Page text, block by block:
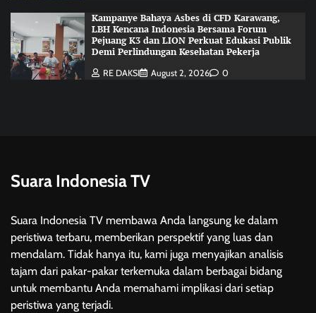
Kampanye Bahaya Asbes di CFD Karawang,
LBH Kencana Indonesia Bersama Forum
Pejuang K3 dan LION Perkuat Edukasi Publik
Demi Perlindungan Kesehatan Pekerja
RE DAKSI August 2, 2026 0
Suara Indonesia TV
Suara Indonesia TV membawa Anda langsung ke dalam
peristiwa terbaru, memberikan perspektif yang luas dan
mendalam. Tidak hanya itu, kami juga menyajikan analisis
tajam dari pakar-pakar terkemuka dalam berbagai bidang
untuk membantu Anda memahami implikasi dari setiap
peristiwa yang terjadi.